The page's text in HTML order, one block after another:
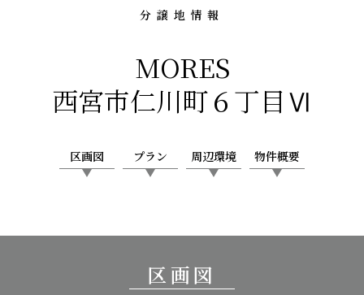
分譲地情報
MORES
西宮市仁川町６丁目Ⅵ
区画図 プラン 周辺環境 物件概要
区画図